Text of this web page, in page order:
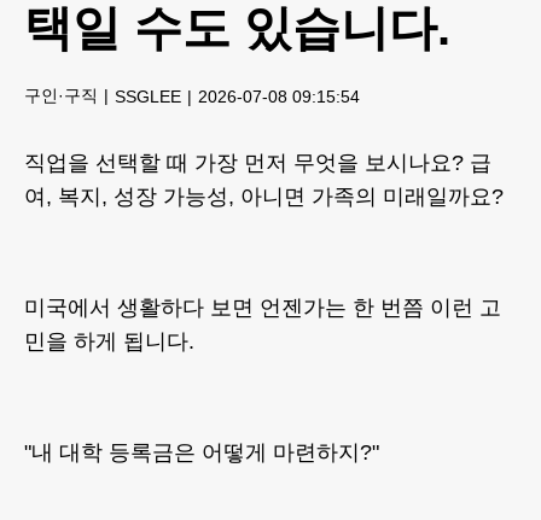
택일 수도 있습니다.
구인·구직 SSGLEE 2026-07-08 09:15:54
직업을 선택할 때 가장 먼저 무엇을 보시나요? 급
여, 복지, 성장 가능성, 아니면 가족의 미래일까요?
미국에서 생활하다 보면 언젠가는 한 번쯤 이런 고
민을 하게 됩니다.
"내 대학 등록금은 어떻게 마련하지?"